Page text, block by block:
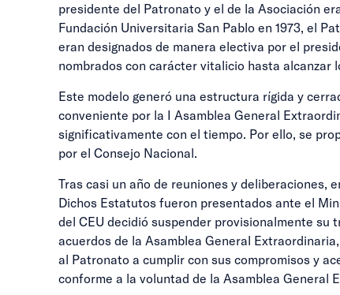
presidente del Patronato y el de la Asociación
Fundación Universitaria San Pablo en 1973, el
eran designados de manera electiva por el
nombrados con carácter vitalicio hasta alcanzar
Este modelo generó una estructura rígida y
conveniente por la I Asamblea General
significativamente con el tiempo. Por ello, se
por el Consejo Nacional.
Tras casi un año de reuniones y deliberaciones,
Dichos Estatutos fueron presentados ante el
del CEU decidió suspender provisionalmente
acuerdos de la Asamblea General
al Patronato a cumplir con sus compromisos y
conforme a la voluntad de la Asamblea General